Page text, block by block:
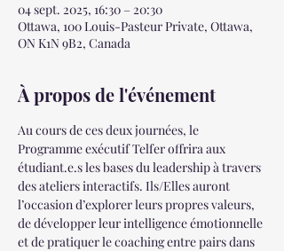
04 sept. 2025, 16:30 – 20:30
Ottawa, 100 Louis-Pasteur Private, Ottawa,
ON K1N 9B2, Canada
À propos de l'événement
Au cours de ces deux journées, le
Programme exécutif Telfer offrira aux
étudiant.e.s les bases du leadership à travers
des ateliers interactifs. Ils/Elles auront
l’occasion d’explorer leurs propres valeurs,
de développer leur intelligence émotionnelle
et de pratiquer le coaching entre pairs dans